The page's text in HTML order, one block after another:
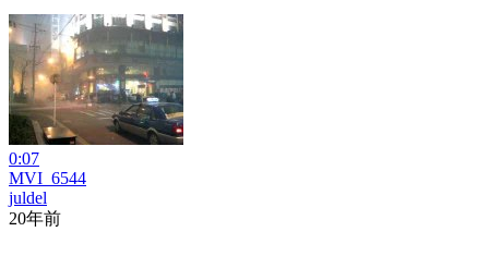
0:07
MVI_6544
juldel
20年前